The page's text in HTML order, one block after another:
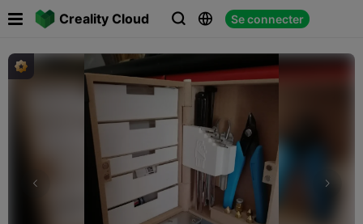
Creality Cloud   Se connecter
 